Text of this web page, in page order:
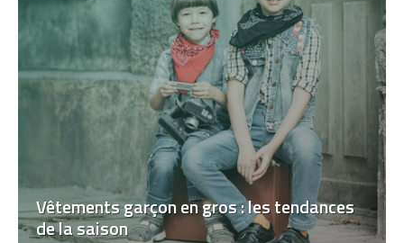
Vêtements garçon en gros : les tendances
de la saison